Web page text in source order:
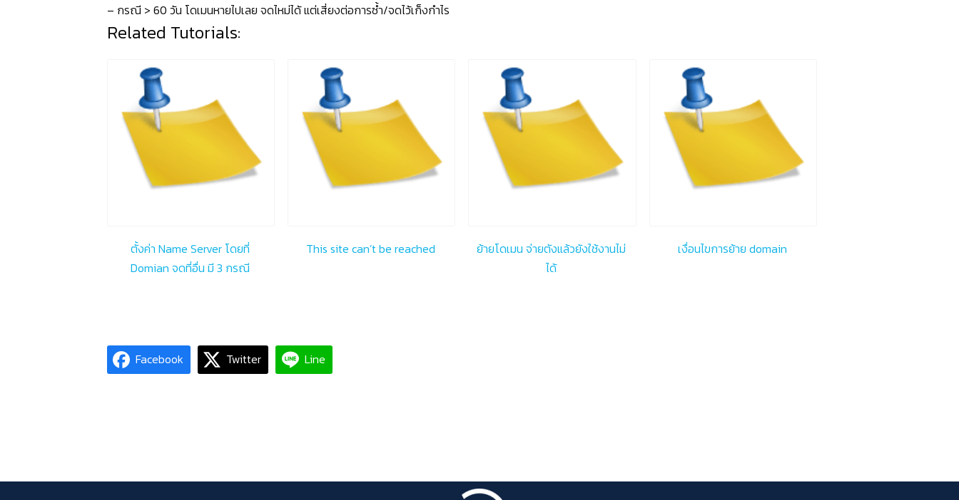
– กรณี > 60 วัน โดเมนหายไปเลย จดไหม่ได้ แต่เสี่ยงต่อการซ้ำ/จดไว้เก็งกำไร
Related Tutorials:
ตั้งค่า Name Server โดยที่
Domian จดที่อื่น มี 3 กรณี
This site can’t be reached
ย้ายโดเมน จ่ายตังแล้วยังใช้งานไม่
ได้
เงื่อนไขการย้าย domain
Facebook Twitter Line